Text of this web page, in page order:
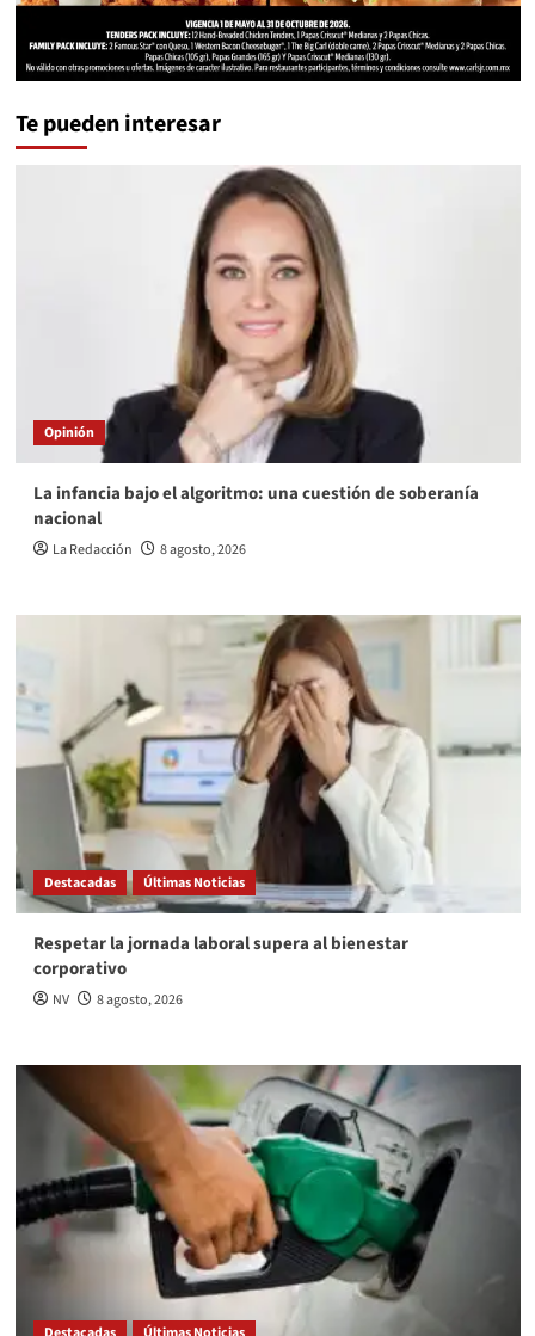
Te pueden interesar
Opinión
La infancia bajo el algoritmo: una cuestión de soberanía
nacional
La Redacción 8 agosto, 2026
Destacadas Últimas Noticias
Respetar la jornada laboral supera al bienestar
corporativo
NV 8 agosto, 2026